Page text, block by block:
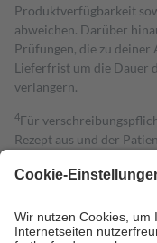
Produktverfügbarkeit
abweichen. Darüber
Prüfungen, die zu
Lieferfrist um die Dauer
verlängern.
4Für
Rezept aus und der
Kosten dafür, der
Grundsätzlich leisten
Prozent des